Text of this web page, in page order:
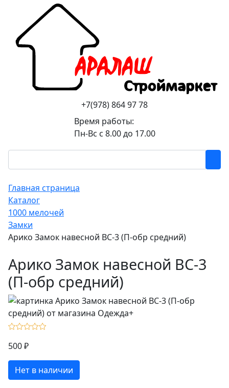
+7(978) 864 97 78
Время работы:
Пн-Вс с 8.00 до 17.00
Главная страница
Каталог
1000 мелочей
Замки
Арико Замок навесной ВС-3 (П-обр средний)
Арико Замок навесной ВС-3
(П-обр средний)
500 ₽
Нет в наличии